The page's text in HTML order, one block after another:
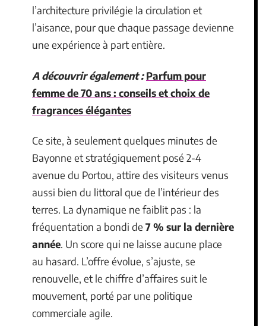
l’architecture privilégie la circulation et
l’aisance, pour que chaque passage devienne
une expérience à part entière.
A découvrir également : Parfum pour
femme de 70 ans : conseils et choix de
fragrances élégantes
Ce site, à seulement quelques minutes de
Bayonne et stratégiquement posé 2-4
avenue du Portou, attire des visiteurs venus
aussi bien du littoral que de l’intérieur des
terres. La dynamique ne faiblit pas : la
fréquentation a bondi de 7 % sur la dernière
année. Un score qui ne laisse aucune place
au hasard. L’offre évolue, s’ajuste, se
renouvelle, et le chiffre d’affaires suit le
mouvement, porté par une politique
commerciale agile.